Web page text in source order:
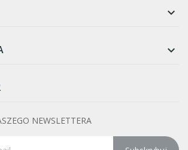


NEWSLETTERA